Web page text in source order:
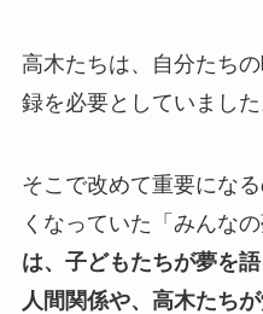
高木たちは、自分たち
録を必要としていました
そこで改めて重要にな
くなっていた「みんな
は、子どもたちが夢を
人間関係や、高木たち